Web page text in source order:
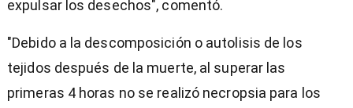
expulsar los desechos", comentó.
"Debido a la descomposición o autolisis de los
tejidos después de la muerte, al superar las
primeras 4 horas no se realizó necropsia para los